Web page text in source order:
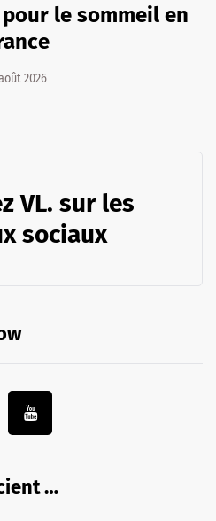
le sommeil en
2026
VL. sur les
sociaux
…